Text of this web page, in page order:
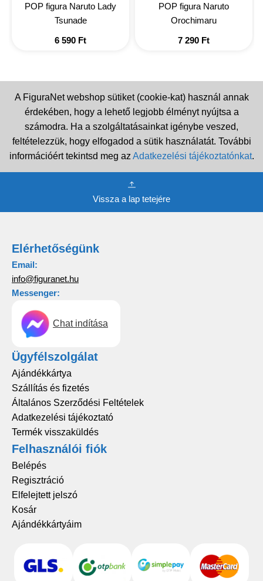
POP figura Naruto Lady
Tsunade
6 590 Ft
POP figura Naruto
Orochimaru
7 290 Ft
A FiguraNet webshop sütiket (cookie-kat) használ annak
érdekében, hogy a lehető legjobb élményt nyújtsa a
számodra. Ha a szolgáltatásainkat igénybe veszed,
feltételezzük, hogy elfogadod a sütik használatát. További
információért tekintsd meg az Adatkezelési tájékoztatónkat.
Vissza a lap tetejére
Elérhetőségünk
Email:
info@figuranet.hu
Messenger:
Chat indítása
Ügyfélszolgálat
Ajándékkártya
Szállítás és fizetés
Általános Szerződési Feltételek
Adatkezelési tájékoztató
Termék visszaküldés
Felhasználói fiók
Belépés
Regisztráció
Elfelejtett jelszó
Kosár
Ajándékkártyáim